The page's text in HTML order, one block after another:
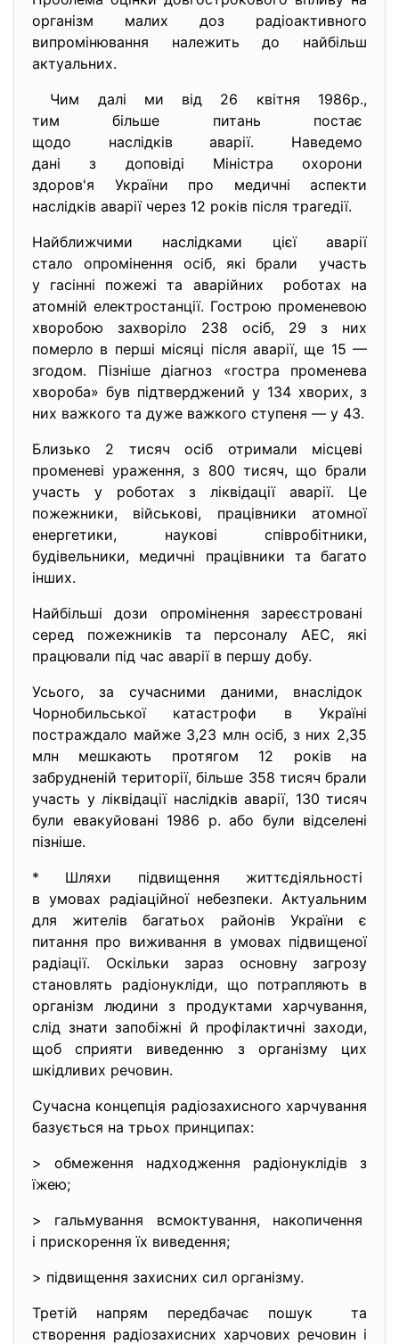
організм малих доз радіоактивного
випромінювання належить до найбільш
актуальних.
Чим далі ми від 26 квітня 1986p.,
тим більше питань постає
щодо наслідків аварії. Наведемо
дані з доповіді Міністра охорони
здоров'я України про медичні аспекти
наслідків аварії через 12 років після трагедії.
Найближчими наслідками цієї аварії
стало опромінення осіб, які брали участь
у гасінні пожежі та аварійних роботах на
атомній електростанції. Гострою променевою
хворобою захворіло 238 осіб, 29 з них
померло в перші місяці після аварії, ще 15 —
згодом. Пізніше діагноз «гостра променева
хвороба» був підтверджений у 134 хворих, з
них важкого та дуже важкого ступеня — у 43.
Близько 2 тисяч осіб отримали місцеві
променеві ураження, з 800 тисяч, що брали
участь у роботах з ліквідації аварії. Це
пожежники, військові, працівники атомної
енергетики, наукові співробітники,
будівельники, медичні працівники та багато
інших.
Найбільші дози опромінення зареєстровані
серед пожежників та персоналу АЕС, які
працювали під час аварії в першу добу.
Усього, за сучасними даними, внаслідок
Чорнобильської катастрофи в Україні
постраждало майже 3,23 млн осіб, з них 2,35
млн мешкають протягом 12 років на
забрудненій території, більше 358 тисяч брали
участь у ліквідації наслідків аварії, 130 тисяч
були евакуйовані 1986 р. або були відселені
пізніше.
* Шляхи підвищення життєдіяльності
в умовах радіаційної небезпеки. Актуальним
для жителів багатьох районів України є
питання про виживання в умовах підвищеної
радіації. Оскільки зараз основну загрозу
становлять радіонукліди, що потрапляють в
організм людини з продуктами харчування,
слід знати запобіжні й профілактичні заходи,
щоб сприяти виведенню з організму цих
шкідливих речовин.
Сучасна концепція радіозахисного харчування
базується на трьох принципах:
> обмеження надходження радіонуклідів з
їжею;
> гальмування всмоктування, накопичення
і прискорення їх виведення;
> підвищення захисних сил організму.
Третій напрям передбачає пошук та
створення радіозахисних харчових речовин і